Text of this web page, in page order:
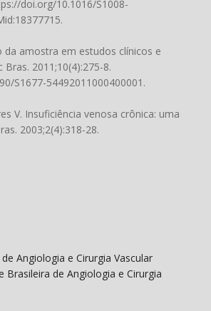
doi.org/10.1016/S1008-
da amostra em estudos clínicos e
Bras. 2011;10(4):275-8.
S1677-54492011000400001 .
V. Insuficiência venosa crônica: uma
2003;2(4):318-28.
Angiologia e Cirurgia Vascular
Brasileira de Angiologia e Cirurgia